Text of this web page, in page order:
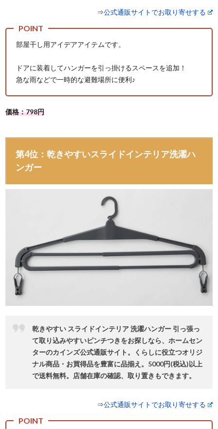
⇒公式通販サイトでお取り寄せする
部屋干し用アイデアアイテムです。
ドアに装着してハンガーを引っ掛けるスペースを追加！
急な雨などで一時的な避難場所に便利♪
価格：798円
第4位：乾きやすいスライドインテリア洗濯ハ
ンガー
乾きやすい スライドインテリア 洗濯ハンガー 引っ張っ
て取り込みやすいピンチつきをお探しなら、ホームセン
ターのカインズ公式通販サイト。くらしに役⽴つオリジ
ナル商品・お買得品を豊富に品揃え。5000円(税込)以上
で送料無料。店舗在庫の確認、取り置きもできます。
⇒公式通販サイトでお取り寄せする